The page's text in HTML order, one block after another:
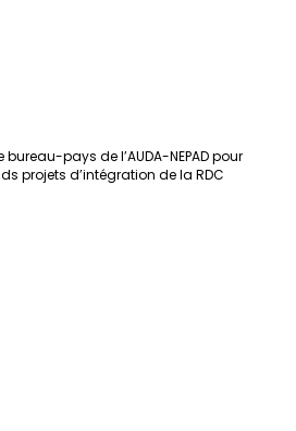
pays de l’AUDA-NEPAD pour
projets d’intégration de la RDC